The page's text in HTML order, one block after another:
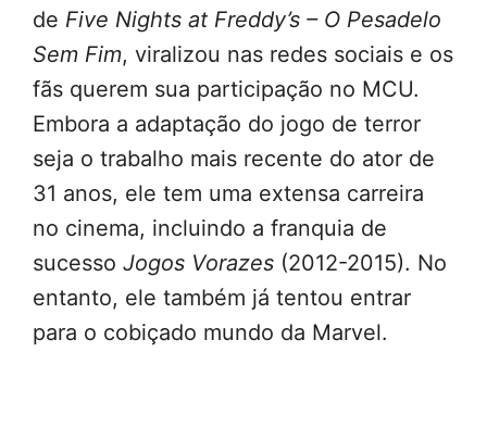
de Five Nights at Freddy’s – O Pesadelo
Sem Fim, viralizou nas redes sociais e os
fãs querem sua participação no MCU.
Embora a adaptação do jogo de terror
seja o trabalho mais recente do ator de
31 anos, ele tem uma extensa carreira
no cinema, incluindo a franquia de
sucesso Jogos Vorazes (2012-2015). No
entanto, ele também já tentou entrar
para o cobiçado mundo da Marvel.